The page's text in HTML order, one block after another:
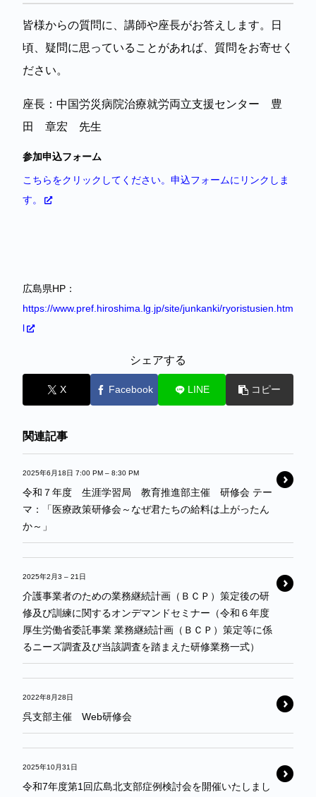
皆様からの質問に、講師や座長がお答えします。日
頃、疑問に思っていることがあれば、質問をお寄せく
ださい。
座長：中国労災病院治療就労両立支援センター 豊
田 章宏 先生​
参加申込フォーム
こちらをクリックしてください。申込フォームにリンクしま
す。
広島県HP：
https://www.pref.hiroshima.lg.jp/site/junkanki/ryoristusien.htm
l
シェアする
X Facebook LINE コピー
関連記事
2025年6月18日 7:00 PM – 8:30 PM
令和７年度 生涯学習局 教育推進部主催 研修会 テー
マ：「医療政策研修会～なぜ君たちの給料は上がったん
か～」
2025年2月3 – 21日
介護事業者のための業務継続計画（ＢＣＰ）策定後の研
修及び訓練に関するオンデマンドセミナー（令和６年度
厚生労働省委託事業 業務継続計画（ＢＣＰ）策定等に係
るニーズ調査及び当該調査を踏まえた研修業務一式）
2022年8月28日
呉支部主催 Web研修会
2025年10月31日
令和7年度第1回広島北支部症例検討会を開催いたしまし